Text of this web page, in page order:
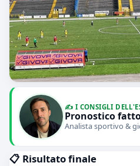
✍️ I CONSIGLI
Pronostico
Analista sportivo &
📋 Risultato finale